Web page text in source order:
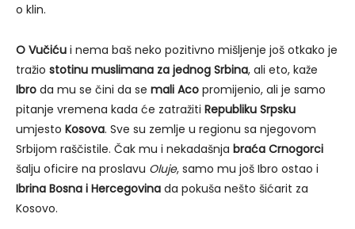
o klin.
O Vučiću i nema baš neko pozitivno mišljenje još otkako je
tražio stotinu muslimana za jednog Srbina, ali eto, kaže
Ibro da mu se čini da se mali Aco promijenio, ali je samo
pitanje vremena kada će zatražiti Republiku Srpsku
umjesto Kosova. Sve su zemlje u regionu sa njegovom
Srbijom raščistile. Čak mu i nekadašnja braća Crnogorci
šalju oficire na proslavu Oluje, samo mu još Ibro ostao i
Ibrina Bosna i Hercegovina da pokuša nešto šićarit za
Kosovo.